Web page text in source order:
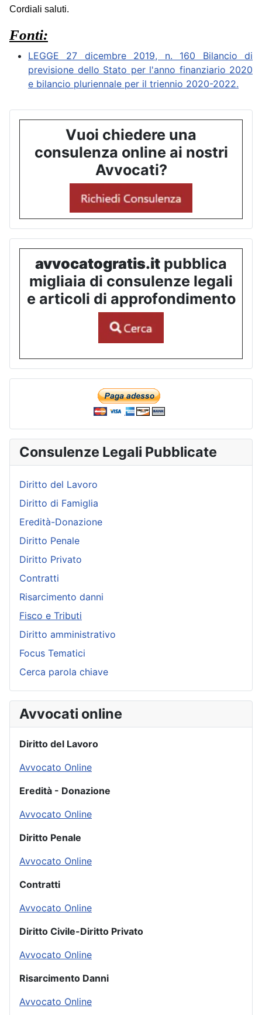
Cordiali saluti.
Fonti:
LEGGE 27 dicembre 2019, n. 160 Bilancio di
previsione dello Stato per l'anno finanziario 2020
e bilancio pluriennale per il triennio 2020-2022.
Vuoi chiedere una
consulenza online ai nostri
Avvocati?
avvocatogratis.it pubblica
migliaia di consulenze legali
e articoli di approfondimento
Consulenze Legali Pubblicate
Diritto del Lavoro
Diritto di Famiglia
Eredità-Donazione
Diritto Penale
Diritto Privato
Contratti
Risarcimento danni
Fisco e Tributi
Diritto amministrativo
Focus Tematici
Cerca parola chiave
Avvocati online
Diritto del Lavoro
Avvocato Online
Eredità - Donazione
Avvocato Online
Diritto Penale
Avvocato Online
Contratti
Avvocato Online
Diritto Civile-Diritto Privato
Avvocato Online
Risarcimento Danni
Avvocato Online